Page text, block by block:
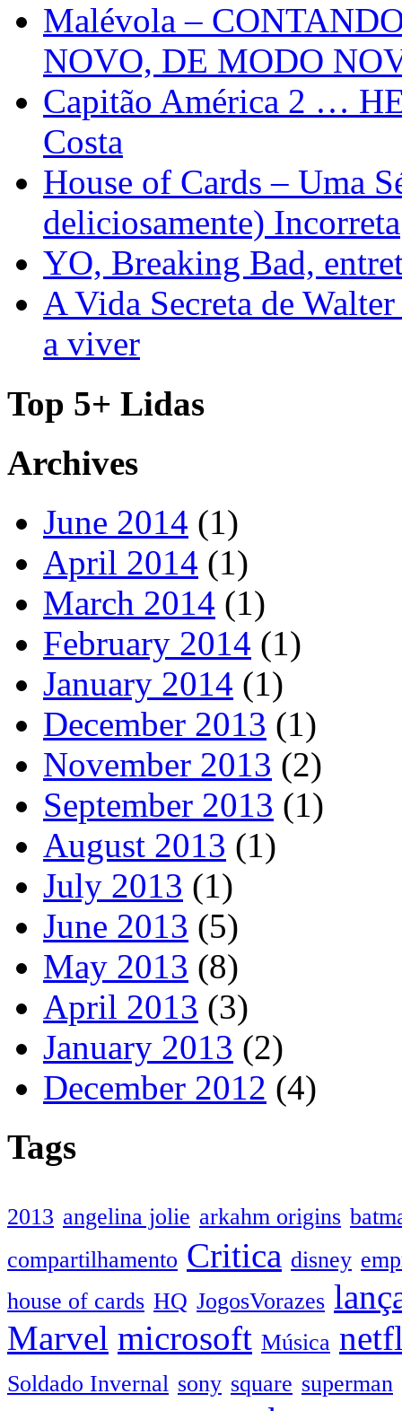
Malévola –
NOVO, DE MODO
Capitão América 2 …
Costa
House of Cards – Uma
deliciosamente) Incorreta
YO, Breaking Bad,
A Vida Secreta de
a viver
Top 5+ Lidas
Archives
June 2014 (1)
April 2014 (1)
March 2014 (1)
February 2014 (1)
January 2014 (1)
December 2013 (1)
November 2013 (2)
September 2013 (1)
August 2013 (1)
July 2013 (1)
June 2013 (5)
May 2013 (8)
April 2013 (3)
January 2013 (2)
December 2012 (4)
Tags
2013 angelina jolie arkahm origins
compartilhamento Critica disney
house of cards HQ JogosVorazes
Marvel microsoft Música
Soldado Invernal sony square superman